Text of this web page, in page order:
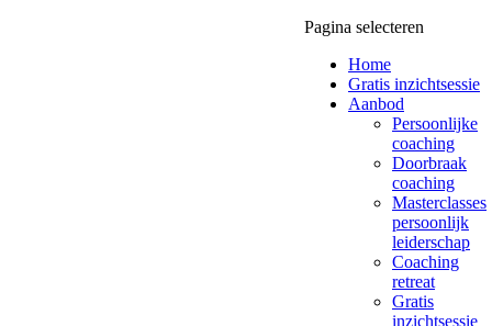
Pagina selecteren
Home
Gratis inzichtsessie
Aanbod
Persoonlijke
coaching
Doorbraak
coaching
Masterclasses
persoonlijk
leiderschap
Coaching
retreat
Gratis
inzichtsessie